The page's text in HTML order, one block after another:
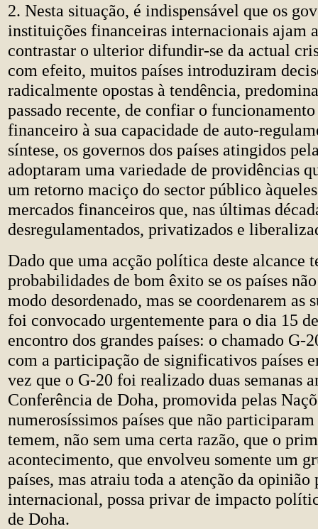
2. Nesta situação, é indispensável que os
instituições financeiras internacionais ajam
contrastar o ulterior difundir-se da actual
com efeito, muitos países introduziram
radicalmente opostas à tendência,
passado recente, de confiar o
financeiro à sua capacidade de auto-
síntese, os governos dos países atingidos
adoptaram uma variedade de providências
um retorno maciço do sector público
mercados financeiros que, nas últimas
desregulamentados, privatizados e
Dado que uma acção política deste alcance
probabilidades de bom êxito se os países
modo desordenado, mas se coordenarem as
foi convocado urgentemente para o dia 15
encontro dos grandes países: o chamado G-
com a participação de significativos países
vez que o G-20 foi realizado duas semanas
Conferência de Doha, promovida pelas
numerosíssimos países que não
temem, não sem uma certa razão, que o
acontecimento, que envolveu somente um
países, mas atraiu toda a atenção da opinião
internacional, possa privar de impacto
de Doha.